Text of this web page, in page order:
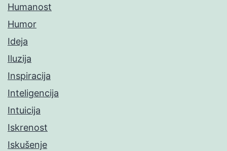
Humanost
Humor
Ideja
Iluzija
Inspiracija
Inteligencija
Intuicija
Iskrenost
Iskušenje